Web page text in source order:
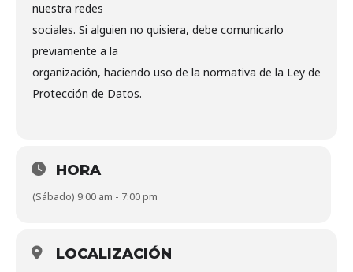
nuestra redes
sociales. Si alguien no quisiera, debe comunicarlo
previamente a la
organización, haciendo uso de la normativa de la Ley de
Protección de Datos.
HORA
(Sábado) 9:00 am - 7:00 pm
LOCALIZACIÓN